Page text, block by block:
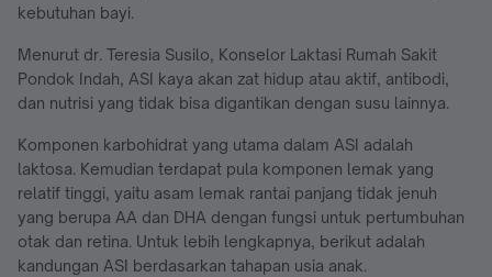
kebutuhan bayi.
Menurut dr. Teresia Susilo, Konselor Laktasi Rumah Sakit
Pondok Indah, ASI kaya akan zat hidup atau aktif, antibodi,
dan nutrisi yang tidak bisa digantikan dengan susu lainnya.
Komponen karbohidrat yang utama dalam ASI adalah
laktosa. Kemudian terdapat pula komponen lemak yang
relatif tinggi, yaitu asam lemak rantai panjang tidak jenuh
yang berupa AA dan DHA dengan fungsi untuk pertumbuhan
otak dan retina. Untuk lebih lengkapnya, berikut adalah
kandungan ASI berdasarkan tahapan usia anak.